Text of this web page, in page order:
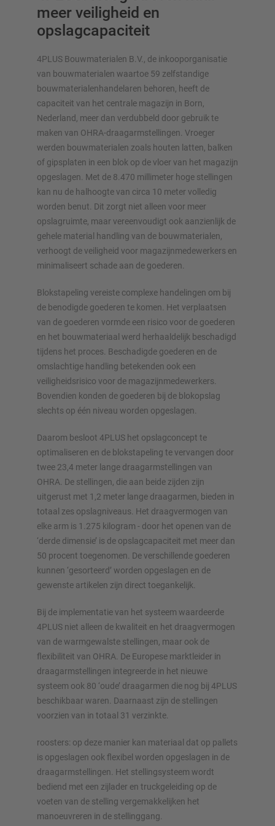
meer veiligheid en
opslagcapaciteit
4PLUS Bouwmaterialen B.V., de inkooporganisatie
van bouwmaterialen waartoe 59 zelfstandige
bouwmaterialenhandelaren behoren, heeft de
capaciteit van het centrale magazijn in Born,
Nederland, meer dan verdubbeld door gebruik te
maken van OHRA-draagarmstellingen. Vroeger
werden bouwmaterialen zoals houten latten, balken
of gipsplaten in een blok op de vloer van het magazijn
opgeslagen. Met de 8.470 millimeter hoge stellingen
kan nu de halhoogte van circa 10 meter volledig
worden benut. Dit zorgt niet alleen voor meer
opslagruimte, maar vereenvoudigt ook aanzienlijk de
gehele material handling van de bouwmaterialen,
verhoogt de veiligheid voor magazijnmedewerkers en
minimaliseert schade aan de goederen.
Blokstapeling vereiste complexe handelingen om bij
de benodigde goederen te komen. Het verplaatsen
van de goederen vormde een risico voor de goederen
en het bouwmateriaal werd herhaaldelijk beschadigd
tijdens het proces. Beschadigde goederen en de
omslachtige handling betekenden ook een
veiligheidsrisico voor de magazijnmedewerkers.
Bovendien konden de goederen bij de blokopslag
slechts op één niveau worden opgeslagen.
Daarom besloot 4PLUS het opslagconcept te
optimaliseren en de blokstapeling te vervangen door
twee 23,4 meter lange draagarmstellingen van
OHRA. De stellingen, die aan beide zijden zijn
uitgerust met 1,2 meter lange draagarmen, bieden in
totaal zes opslagniveaus. Het draagvermogen van
elke arm is 1.275 kilogram - door het openen van de
‘derde dimensie’ is de opslagcapaciteit met meer dan
50 procent toegenomen. De verschillende goederen
kunnen ‘gesorteerd’ worden opgeslagen en de
gewenste artikelen zijn direct toegankelijk.
Bij de implementatie van het systeem waardeerde
4PLUS niet alleen de kwaliteit en het draagvermogen
van de warmgewalste stellingen, maar ook de
flexibiliteit van OHRA. De Europese marktleider in
draagarmstellingen integreerde in het nieuwe
systeem ook 80 ‘oude’ draagarmen die nog bij 4PLUS
beschikbaar waren. Daarnaast zijn de stellingen
voorzien van in totaal 31 verzinkte.
roosters: op deze manier kan materiaal dat op pallets
is opgeslagen ook flexibel worden opgeslagen in de
draagarmstellingen. Het stellingsysteem wordt
bediend met een zijlader en truckgeleiding op de
voeten van de stelling vergemakkelijken het
manoeuvreren in de stellinggang.
OVERZICHT VAN OPSLAGSYSTEMEN
Palletstellingen
Verrijdbare stellingen
Automatische opslagsystemen
Stellingenhal
Systeemvloeren
Verticale opslag
Plan uw stellingsysteem individueel met onze configurators
– inclusief directe aanvraag
Configureer stelling nu